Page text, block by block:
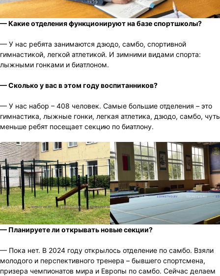
— Какие отделения функционируют на базе спортшколы?
— У нас ребята занимаются дзюдо, самбо, спортивной
гимнастикой, легкой атлетикой. И зимними видами спорта:
лыжными гонками и биатлоном.
— Сколько у вас в этом году воспитанников?
— У нас набор – 408 человек. Самые большие отделения – это
гимнастика, лыжные гонки, легкая атлетика, дзюдо, самбо, чуть
меньше ребят посещает секцию по биатлону.
— Планируете ли открывать новые секции?
— Пока нет. В 2024 году открылось отделение по самбо. Взяли
молодого и перспективного тренера – бывшего спортсмена,
призера чемпионатов мира и Европы по самбо. Сейчас делаем